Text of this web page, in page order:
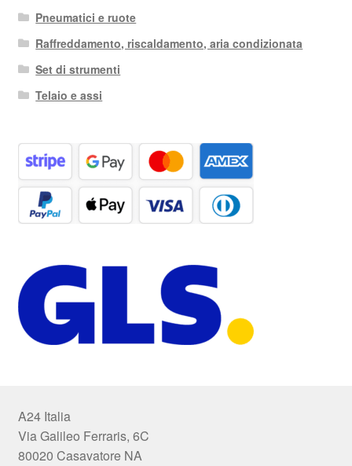
Pneumatici e ruote
Raffreddamento, riscaldamento, aria condizionata
Set di strumenti
Telaio e assi
A24 Italia
Via Galileo Ferraris, 6C
80020 Casavatore NA